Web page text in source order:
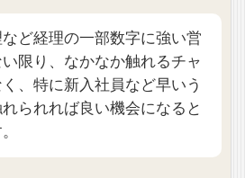
ど経理の一部数字に強い営
限り、なかなか触れるチャ
、特に新入社員など早いう
られれば良い機会になると